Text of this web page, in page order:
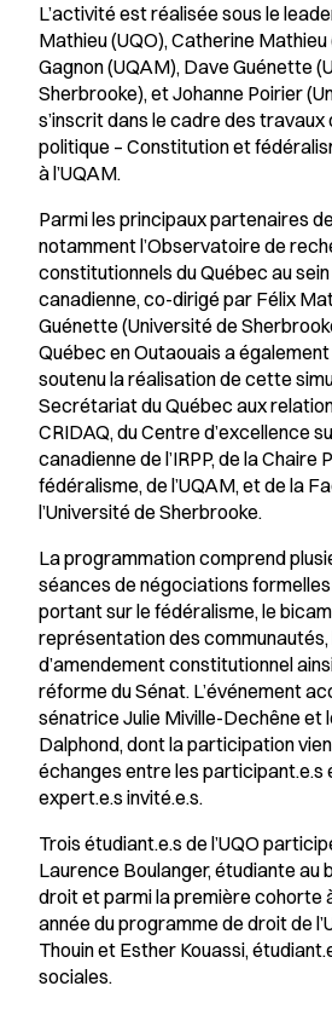
L’activité est réalisée sous le
Mathieu (UQO), Catherine Mathieu
Gagnon (UQAM), Dave Guénette
Sherbrooke), et Johanne Poirier
s’inscrit dans le cadre des travaux
politique – Constitution et
à l’UQAM.
Parmi les principaux partenaires
notamment l’Observatoire de
constitutionnels du Québec au
canadienne, co-dirigé par Félix
Guénette (Université de
Québec en Outaouais a
soutenu la réalisation de cette
Secrétariat du Québec aux
CRIDAQ, du Centre d’excellence
canadienne de l’IRPP, de la Chaire
fédéralisme, de l’UQAM, et de la
l’Université de Sherbrooke.
La programmation comprend
séances de négociations
portant sur le fédéralisme, le
représentation des
d’amendement constitutionnel
réforme du Sénat. L’événement
sénatrice Julie Miville-Dechêne et
Dalphond, dont la participation
échanges entre les participant.e.s
expert.e.s invité.e.s.
Trois étudiant.e.s de l’UQO
Laurence Boulanger, étudiante au
droit et parmi la première cohorte
année du programme de droit de
Thouin et Esther Kouassi,
sociales.